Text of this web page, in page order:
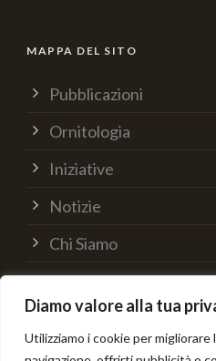
Diamo valore alla tua
Utilizziamo i cookie per migliorare
MAPPA DEL SITO
Pubblicazioni
Ornitologia
Iniziative
Notizie
Chi Siamo
Supporta
Contatti